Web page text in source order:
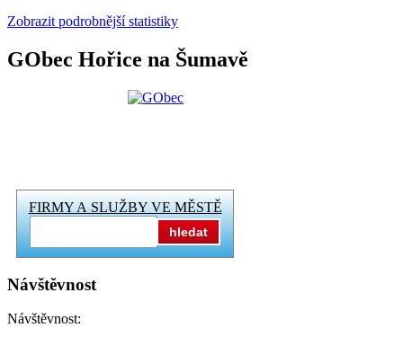
Zobrazit podrobnější statistiky
GObec Hořice na Šumavě
FIRMY A SLUŽBY VE MĚSTĚ
hledat
Návštěvnost
Návštěvnost: